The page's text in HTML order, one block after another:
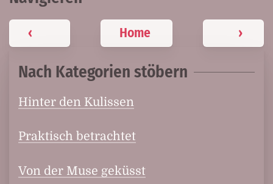
‹ Home ›
Nach Kategorien stöbern
Hinter den Kulissen
Praktisch betrachtet
Von der Muse geküsst